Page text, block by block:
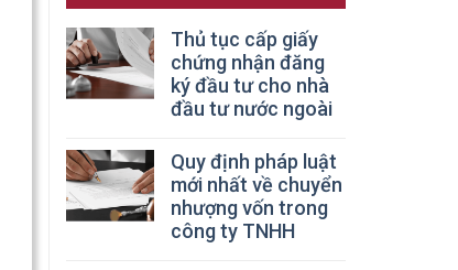
Thủ tục cấp giấy
chứng nhận đăng
ký đầu tư cho nhà
đầu tư nước ngoài
Quy định pháp luật
mới nhất về chuyển
nhượng vốn trong
công ty TNHH